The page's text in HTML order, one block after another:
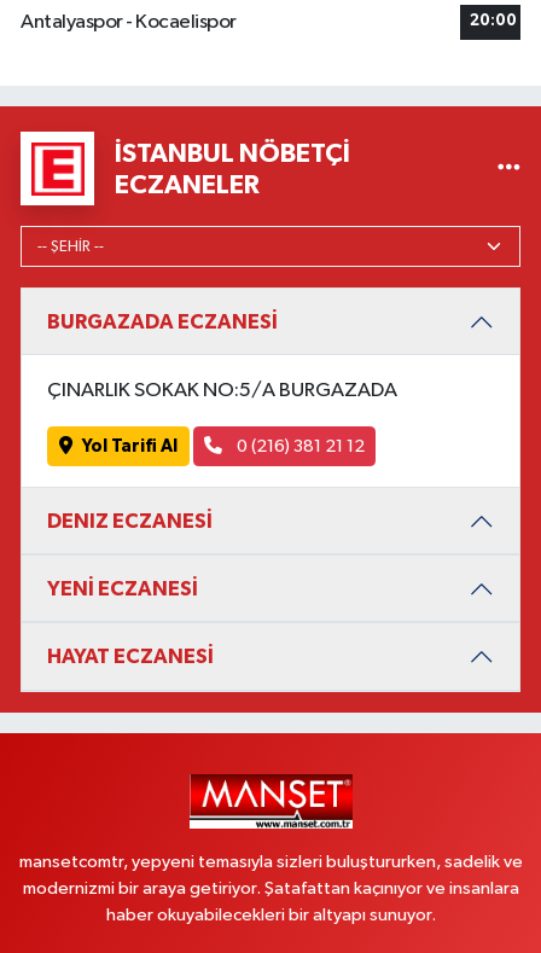
Antalyaspor - Kocaelispor 20:00
İSTANBUL NÖBETÇI
ECZANELER
BURGAZADA ECZANESİ
ÇINARLIK SOKAK NO:5/A BURGAZADA
Yol Tarifi Al 0 (216) 381 21 12
DENIZ ECZANESİ
YENİ ECZANESİ
HAYAT ECZANESİ
mansetcomtr, yepyeni temasıyla sizleri buluştururken, sadelik ve
modernizmi bir araya getiriyor. Şatafattan kaçınıyor ve insanlara
haber okuyabilecekleri bir altyapı sunuyor.